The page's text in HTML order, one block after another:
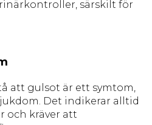
särskilt för
att gulsot är ett symtom,
Det indikerar alltid
och kräver att